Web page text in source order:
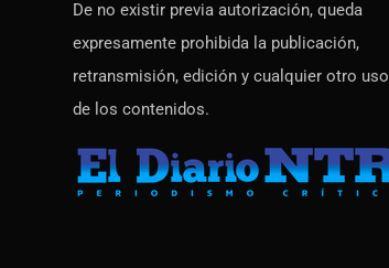
De no existir previa autorización, queda
expresamente prohibida la publicación,
retransmisión, edición y cualquier otro uso
de los contenidos.